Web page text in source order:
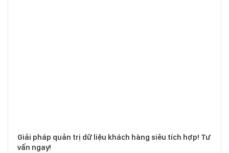
Giải pháp quản trị dữ liệu khách hàng siêu tích hợp! Tư
vấn ngay!